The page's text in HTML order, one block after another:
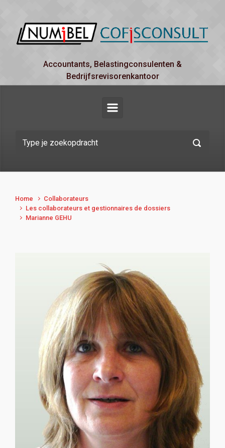
Accountants, Belastingconsulenten &
Bedrijfsrevisorenkantoor
Home
Collaborateurs
Les collaborateurs et gestionnaires de dossiers
Marianne GEHU